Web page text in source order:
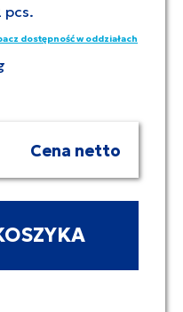
pcs.
dostępność w oddziałach
Cena netto